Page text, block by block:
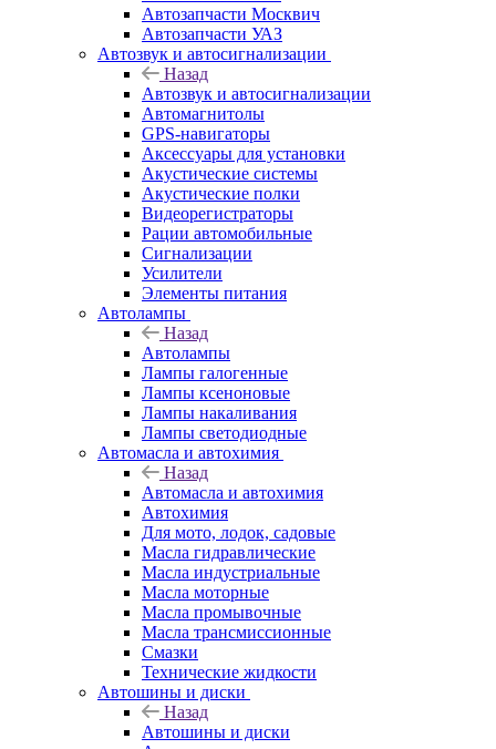
Автозапчасти Москвич
Автозапчасти УАЗ
Автозвук и автосигнализации
Назад
Автозвук и автосигнализации
Автомагнитолы
GPS-навигаторы
Аксессуары для установки
Акустические системы
Акустические полки
Видеорегистраторы
Рации автомобильные
Сигнализации
Усилители
Элементы питания
Автолампы
Назад
Автолампы
Лампы галогенные
Лампы ксеноновые
Лампы накаливания
Лампы светодиодные
Автомасла и автохимия
Назад
Автомасла и автохимия
Автохимия
Для мото, лодок, садовые
Масла гидравлические
Масла индустриальные
Масла моторные
Масла промывочные
Масла трансмиссионные
Смазки
Технические жидкости
Автошины и диски
Назад
Автошины и диски